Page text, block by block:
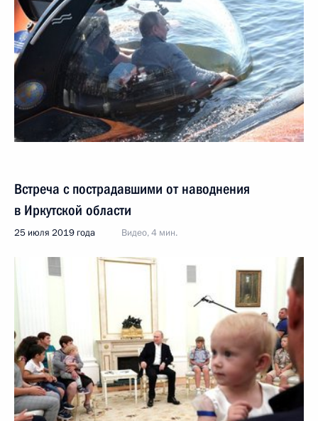
Встреча с пострадавшими от наводнения
в Иркутской области
25 июля 2019 года Видео, 4 мин.